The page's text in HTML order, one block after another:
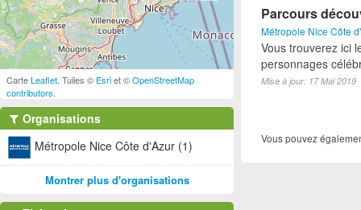
Parcours
Métropole Nice Côte
Vous trouverez ici
personnages
Mise à jour: 17 Mai 2019
Vous pouvez
CarteLeaflet . Tuiles © Esriet ©OpenStreetMap
contributors
Organisations
Métropole Nice Côte d'Azur (1)
Montrer plus d'organisations